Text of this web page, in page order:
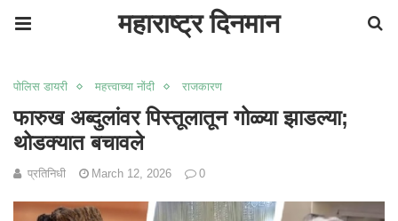
महाराष्ट्र दिनमान
पोलिस डायरी महत्त्वाच्या नोंदी राजकारण
फारुख अब्दुलांवर पिस्तूलातून गोळ्या झाडल्या;
थोडक्यात बचावले
प्रतिनिधी March 12, 2026 0